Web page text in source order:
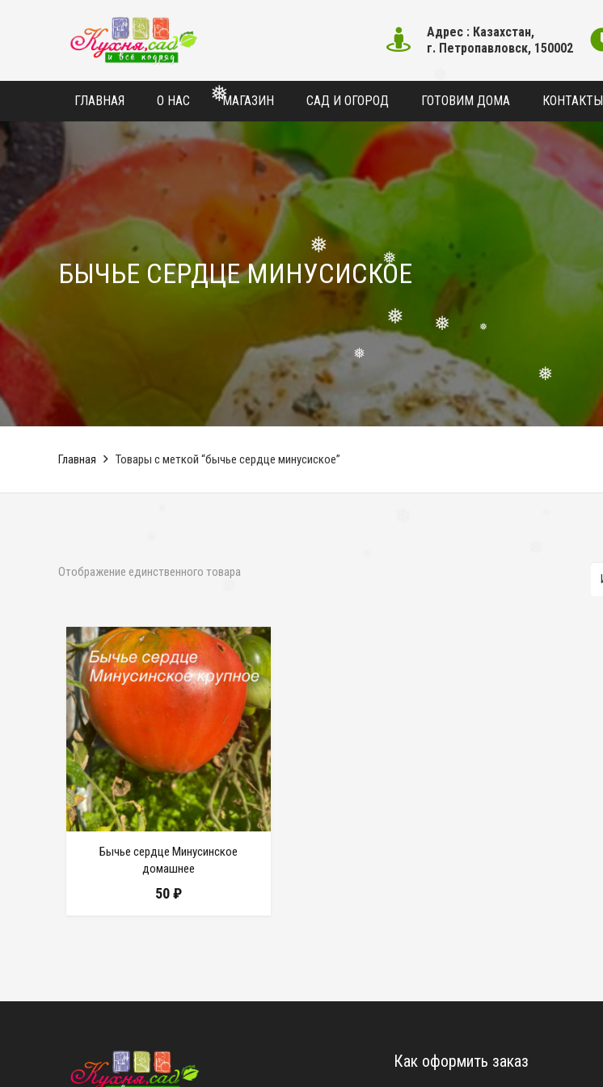
❅
❅
❅
❅
❅
❅
❅
❅
Адрес : Казахстан,
г. Петропавловск, 150002
ГЛАВНАЯ О НАС МАГАЗИН САД И ОГОРОД ГОТОВИМ ДОМА КОНТАКТЫ
БЫЧЬЕ СЕРДЦЕ МИНУСИСКОЕ
Главная Товары с меткой “бычье сердце минусиское”
Отображение единственного товара
Бычье сердце Минусинское
домашнее
50₽
Как оформить заказ